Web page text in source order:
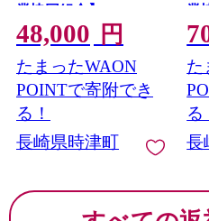
業協同組合】
48,000 円
たまったWAON
POINTで寄附でき
る！
長崎県時津町
業
た
る
長